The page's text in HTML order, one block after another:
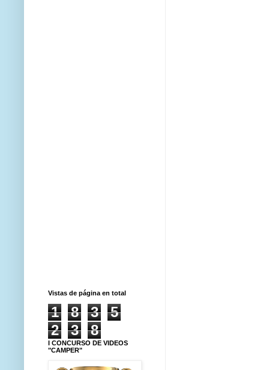
Vistas de página en total
1 8 3
5
2
3 8
I CONCURSO DE VIDEOS
"CAMPER"